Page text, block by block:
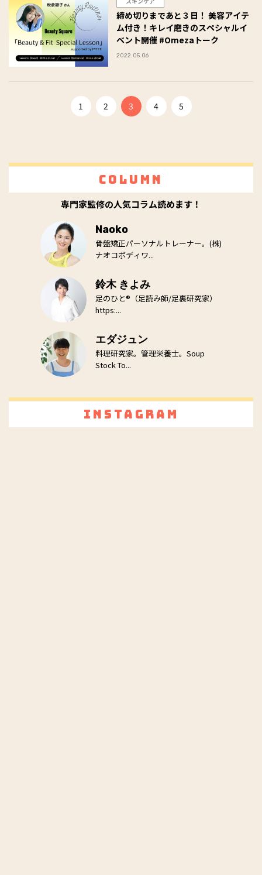
締め切りまであと３日！ 美容アイテ
ム付き！キレイ磨きのスペシャルイ
ベント開催 #Omezaトーク
2022.05.06
1 2 3 4 5
Column
専門家監修の人気コラム読めます！
Naoko
骨盤矯正パーソナルトレーナー。(株)
ナオコボディワ...
鈴木 きよみ
足のひと®（足読み師/足裏研究家）
https:...
エダジュン
料理研究家。管理栄養士。Soup
Stock To...
Instagram